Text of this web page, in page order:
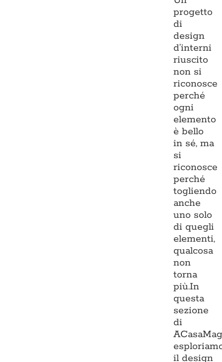
progetto
di
design
d’interni
riuscito
non si
riconosce
perché
ogni
elemento
è bello
in sé, ma
si
riconosce
perché
togliendo
anche
uno solo
di quegli
elementi,
qualcosa
non
torna
più.In
questa
sezione
di
il design